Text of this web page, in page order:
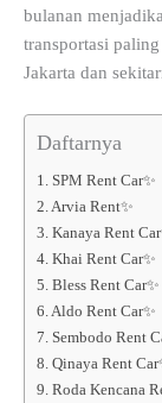
bulanan
transportasi
Jakarta dan
Daftarnya
1. SPM Rent Car✨
2. Arvia Rent✨
3. Kanaya Rent
4. Khai Rent Car✨
5. Bless Rent Car✨
6. Aldo Rent Car✨
7. Sembodo Rent
8. Qinaya Rent
9. Roda Kencana